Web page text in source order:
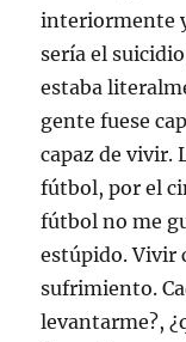
interiormente
sería el
estaba
gente fuese
capaz de vivir.
fútbol, por el
fútbol no me
estúpido. Vivir
sufrimiento.
levantarme?,